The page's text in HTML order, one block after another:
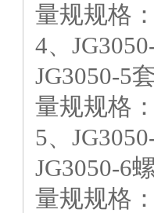
量规规格
4、
JG3050-5
量规规格
5、
JG3050-6
量规规格